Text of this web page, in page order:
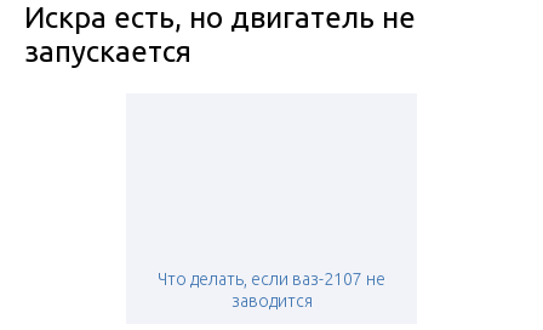
Искра есть, но двигатель не
запускается
Что делать, если ваз-2107 не
заводится